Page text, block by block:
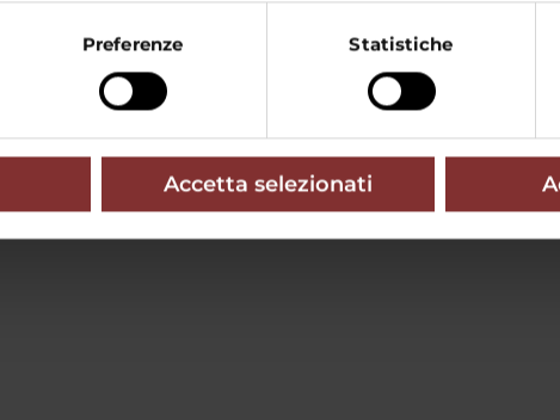
Preferenze Statistiche
Accetta selezionati
della Pietra Naturale che dà forma